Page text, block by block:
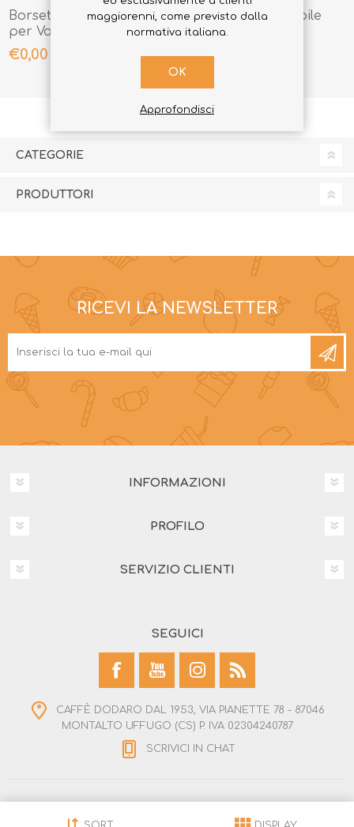
Borsetta Componibile
per Vasetti Bassi (190 gr)
€0,00
Bauletto Componibile
€6,90
CATEGORIE
PRODUTTORI
RICEVI LA NEWSLETTER
INFORMAZIONI
PROFILO
SERVIZIO CLIENTI
SEGUICI
CAFFÈ DODARO DAL 1953, VIA PIANETTE 78 - 87046
MONTALTO UFFUGO (CS) P. IVA 02304240787
SCRIVICI IN CHAT
Powered by
nopCommerce
maggiorenni, come previsto dalla
normativa italiana.
OK
Approfondisci